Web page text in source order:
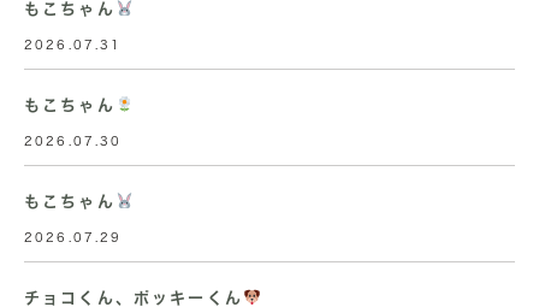
もこちゃん
2026.07.31
もこちゃん
2026.07.30
もこちゃん
2026.07.29
チョコくん、ポッキーくん